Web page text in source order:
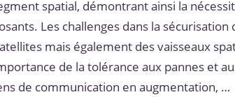
spatial, démontrant ainsi la
Les challenges dans la
mais également des vaisseaux
de la tolérance aux pannes et
de communication en augmentation, …